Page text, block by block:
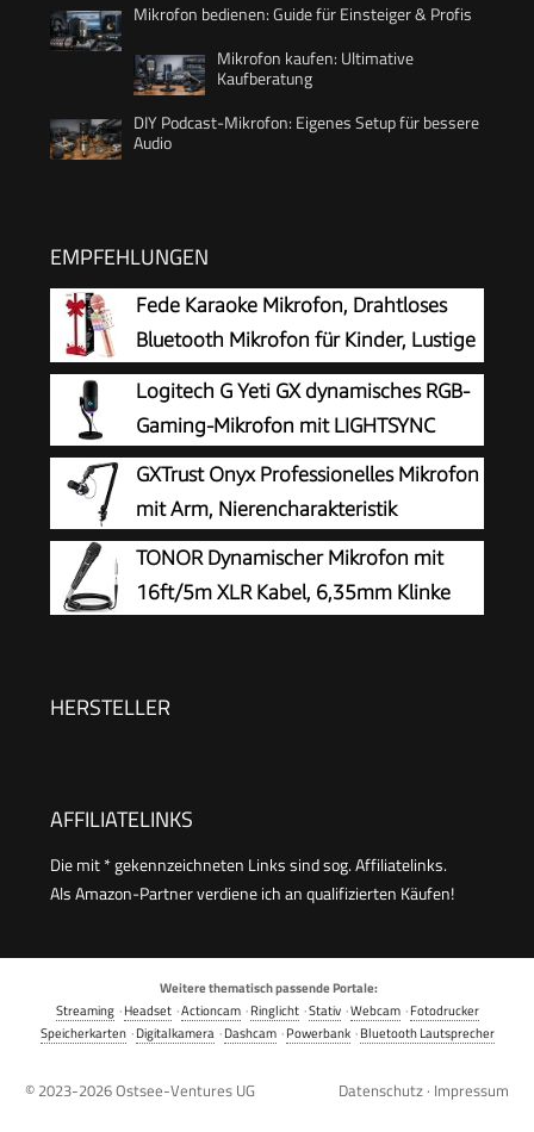
Mikrofon bedienen: Guide für Einsteiger & Profis
Mikrofon kaufen: Ultimative
Kaufberatung
DIY Podcast-Mikrofon: Eigenes Setup für bessere
Audio
EMPFEHLUNGEN
Fede Karaoke Mikrofon, Drahtloses
Bluetooth Mikrofon für Kinder, Lustige
Geschenke Spielzeug für Teenager
Mädchen Jungen, Tragbares KTV Lautsprecher
Recorder für Smartphone PC
Logitech G Yeti GX dynamisches RGB-
Gaming-Mikrofon mit LIGHTSYNC
GXTrust Onyx Professionelles Mikrofon
mit Arm, Nierencharakteristik
TONOR Dynamischer Mikrofon mit
16ft/5m XLR Kabel, 6,35mm Klinke
Studio, KTV & Heimgebrauch Audio
HERSTELLER
AFFILIATELINKS
Die mit * gekennzeichneten Links sind sog. Affiliatelinks.
Als Amazon-Partner verdiene ich an qualifizierten Käufen!
Weitere thematisch passende Portale:
Streaming·Headset·Actioncam·Ringlicht·Stativ·Webcam·Fotodrucker
Speicherkarten·Digitalkamera·Dashcam·Powerbank·Bluetooth Lautsprecher
© 2023-2026Ostsee-Ventures UG Datenschutz · Impressum